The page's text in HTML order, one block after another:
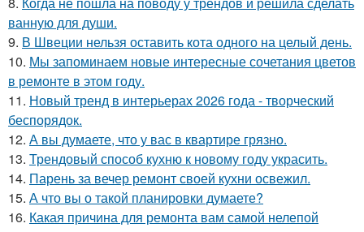
ванную для души.
9. В Швеции нельзя оставить кота одного на целый день.
10. Мы запоминаем новые интересные сочетания цветов
в ремонте в этом году.
11. Новый тренд в интерьерах 2026 года - творческий
беспорядок.
12. А вы думаете, что у вас в квартире грязно.
13. Трендовый способ кухню к новому году украсить.
14. Парень за вечер ремонт своей кухни освежил.
15. А что вы о такой планировки думаете?
16. Какая причина для ремонта вам самой нелепой